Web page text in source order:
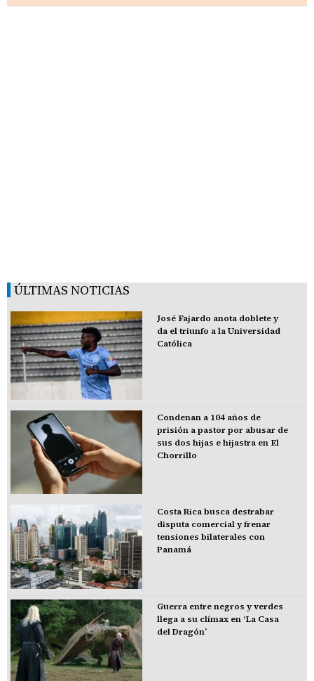
ÚLTIMAS NOTICIAS
José Fajardo anota doblete y
da el triunfo a la Universidad
Católica
Condenan a 104 años de
prisión a pastor por abusar de
sus dos hijas e hijastra en El
Chorrillo
Costa Rica busca destrabar
disputa comercial y frenar
tensiones bilaterales con
Panamá
Guerra entre negros y verdes
llega a su clímax en ‘La Casa
del Dragón’